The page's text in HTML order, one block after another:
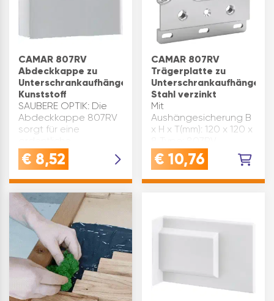
CAMAR 807RV
Abdeckkappe zu
Unterschrankaufhänger,
Kunststoff
SAUBERE OPTIK: Die
Abdeckkappe 807RV
sorgt für eine
Verkleidung von
Unterschrankaufhängern
Schrauben
sauberPASSGENAU
FÜR CAMAR: Ideal
abgestimmt auf
CAMAR
Unterschrankaufhä…
€ 8,52
CAMAR 807RV
Trägerplatte zu
Unterschrankaufhänger,
Stahl verzinkt
Mit
Aushängesicherung B
x H x T(mm): 120 x 120 x
Material: Stahl Marke:
Camar Oberfläche:
Inhaltsangabe (ST): 1
€ 10,76